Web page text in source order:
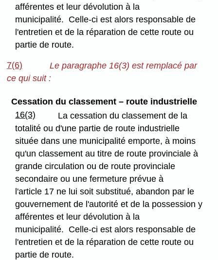
afférentes et leur dévolution à la
municipalité. Celle-ci est alors responsable de
l'entretien et de la réparation de cette route ou
partie de route.
7(6)
Le paragraphe 16(3) est remplacé par
ce qui suit :
Cessation du classement – route industrielle
16(3)
La cessation du classement de la
totalité ou d'une partie de route industrielle
située dans une municipalité emporte, à moins
qu'un classement au titre de route provinciale à
grande circulation ou de route provinciale
secondaire ou une fermeture prévue à
l'article 17 ne lui soit substitué, abandon par le
gouvernement de l'autorité et de la possession y
afférentes et leur dévolution à la
municipalité. Celle-ci est alors responsable de
l'entretien et de la réparation de cette route ou
partie de route.